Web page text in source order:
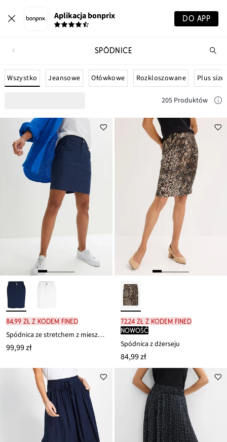
Aplikacja bonprix DO APP
SPÓDNICE
Wszystko Jeansowe Ołówkowe Rozkloszowane Plus size
205 Produktów
84,99 zł z kodem FINED
Spódnica ze stretchem z mieszanki bawełny
99,99 zł
72,24 zł z kodem FINED
nowość
Spódnica z dżerseju
84,99 zł